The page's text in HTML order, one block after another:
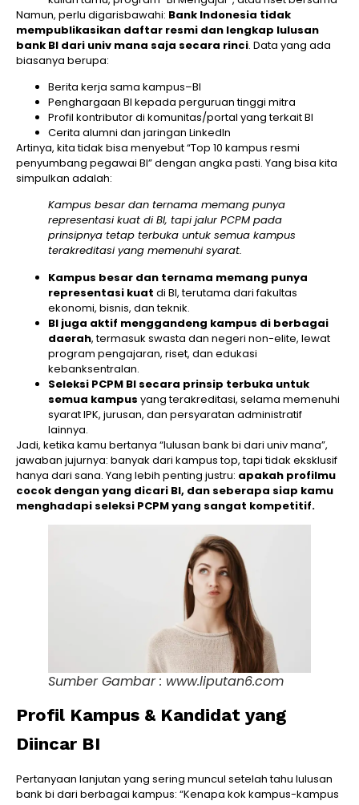
Namun, perlu digarisbawahi: Bank Indonesia tidak
mempublikasikan daftar resmi dan lengkap lulusan
bank BI dari univ mana saja secara rinci. Data yang ada
biasanya berupa:
Berita kerja sama kampus–BI
Penghargaan BI kepada perguruan tinggi mitra
Profil kontributor di komunitas/portal yang terkait BI
Cerita alumni dan jaringan LinkedIn
Artinya, kita tidak bisa menyebut “Top 10 kampus resmi
penyumbang pegawai BI” dengan angka pasti. Yang bisa kita
simpulkan adalah:
Kampus besar dan ternama memang punya
representasi kuat di BI, tapi jalur PCPM pada
prinsipnya tetap terbuka untuk semua kampus
terakreditasi yang memenuhi syarat.
Kampus besar dan ternama memang punya
representasi kuat di BI, terutama dari fakultas
ekonomi, bisnis, dan teknik.
BI juga aktif menggandeng kampus di berbagai
daerah, termasuk swasta dan negeri non-elite, lewat
program pengajaran, riset, dan edukasi
kebanksentralan.
Seleksi PCPM BI secara prinsip terbuka untuk
semua kampus yang terakreditasi, selama memenuhi
syarat IPK, jurusan, dan persyaratan administratif
lainnya.
Jadi, ketika kamu bertanya “lulusan bank bi dari univ mana”,
jawaban jujurnya: banyak dari kampus top, tapi tidak eksklusif
hanya dari sana. Yang lebih penting justru: apakah profilmu
cocok dengan yang dicari BI, dan seberapa siap kamu
menghadapi seleksi PCPM yang sangat kompetitif.
Sumber Gambar : www.liputan6.com
Profil Kampus & Kandidat yang
Diincar BI
Pertanyaan lanjutan yang sering muncul setelah tahu lulusan
bank bi dari berbagai kampus: “Kenapa kok kampus-kampus